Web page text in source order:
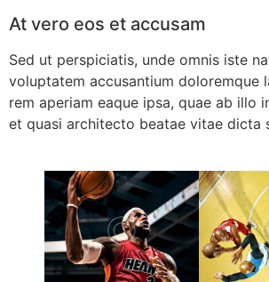
At vero eos et accusam
Sed ut perspiciatis, unde omnis iste
voluptatem accusantium doloremque
rem aperiam eaque ipsa, quae ab illo
et quasi architecto beatae vitae dicta